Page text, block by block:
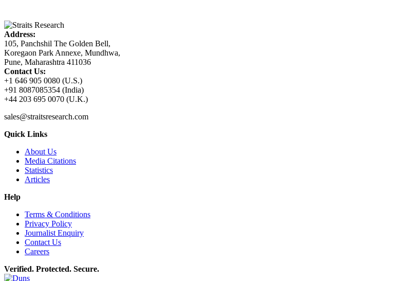
Address:
105, Panchshil The Golden Bell,
Koregaon Park Annexe, Mundhwa,
Pune, Maharashtra 411036
Contact Us:
+1 646 905 0080 (U.S.)
+91 8087085354 (India)
+44 203 695 0070 (U.K.)
sales@straitsresearch.com
Quick Links
About Us
Media Citations
Statistics
Articles
Help
Terms & Conditions
Privacy Policy
Journalist Enquiry
Contact Us
Careers
Verified. Protected. Secure.